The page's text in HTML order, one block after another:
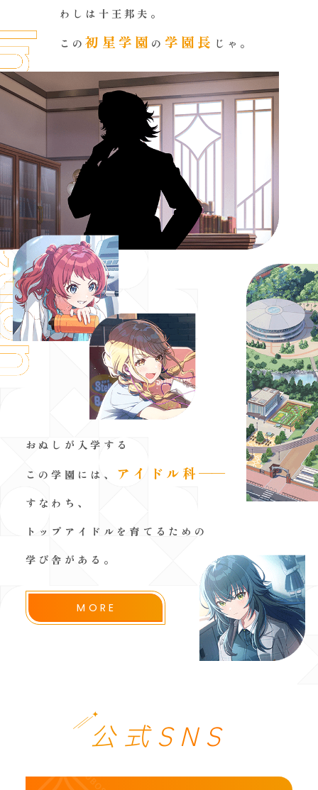
わしは十王邦夫。
この初星学園 の 学園長 じゃ。
おぬしが入学する
この学園には、 アイドル科──
すなわち、
トップアイドルを育てるための
学び舎がある。
MORE
公式SNS